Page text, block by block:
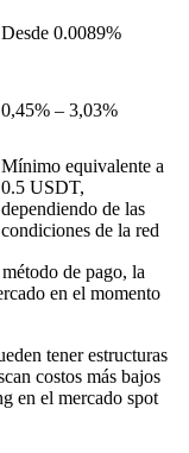
flexibles
Desde 0.0089%
0,45% – 3,03%
Mínimo equivalente a
0.5 USDT,
dependiendo de las
condiciones de la red
de pago, la
en el momento
tener estructuras
costos más bajos
en el mercado spot